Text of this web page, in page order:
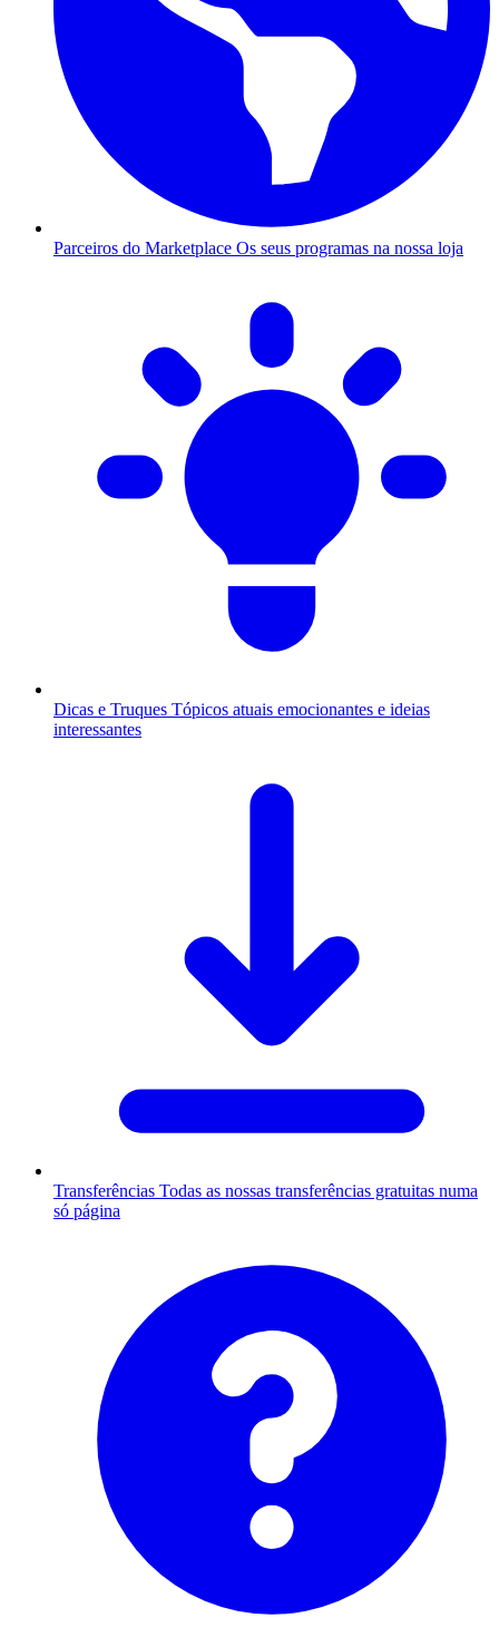
Parceiros do Marketplace Os seus programas na nossa loja
Dicas e Truques Tópicos atuais emocionantes e ideias
interessantes
Transferências Todas as nossas transferências gratuitas numa
só página